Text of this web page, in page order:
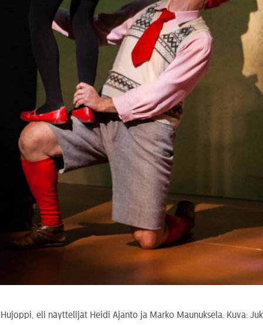
eli näyttelijät Heidi Ajanto ja Marko Maunuksela. Kuva: